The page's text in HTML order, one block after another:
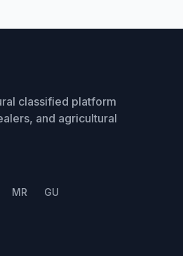
classified platform
and agricultural
MR GU